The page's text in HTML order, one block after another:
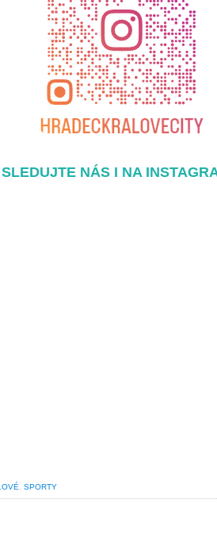
SLEDUJTE NÁS I NA
SPORTY